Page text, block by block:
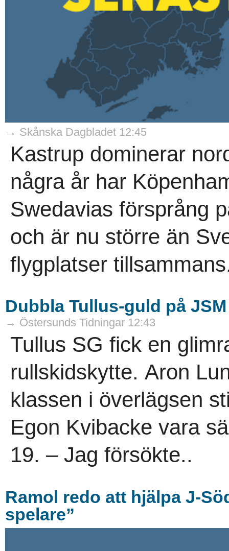
→ Skånska Dagbladet 12:45
Kastrup dominerar
några år har
Swedavias försprång
och är nu större än
flygplatser
Dubbla Tullus-guld på JSM
→ Östersunds Tidningar 12:43
Tullus SG fick en
rullskidskytte. Aron
klassen i överlägsen
Egon Kvibacke vara
19. – Jag försökte..
Ramol redo att hjälpa J-
spelare”